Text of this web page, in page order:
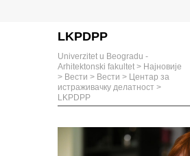
LKPDPP
Univerzitet u Beogradu -
Arhitektonski fakultet > Најновије
> Вести > Вести > Центар за
истраживачку делатност >
LKPDPP